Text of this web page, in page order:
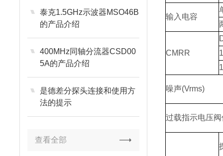
泰克1.5GHz示波器MSO46B
的产品介绍
400MHz同轴分流器CSD00
5A的产品介绍
是德差分探头连接和使用方
法的提示
查看全部
输入电容
CMRR
噪声(Vrms)
过载指示电压